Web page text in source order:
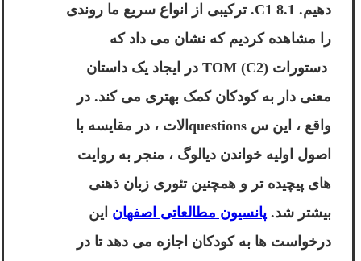
دهیم. 8.1 C1. ترکیبی از انواع سریع ما روندی
را مشاهده کردیم که نشان می داد که
دستورات TOM (C2) در ایجاد یک داستان
معنی دار به کودکان کمک بهتری می کند. در
واقع ، این س questionsالات ، در مقایسه با
اصول اولیه خواندن دیالوگ ، منجر به روایت
های پیچیده تر و همچنین تئوری زبان ذهنی
بیشتر شد. پانسیون مطالعاتی اصفهان این
درخواست ها به کودکان اجازه می دهد تا در